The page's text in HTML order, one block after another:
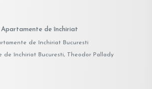
Apartamente de închiriat
de închiriat Bucuresti
de închiriat Bucuresti, Theodor Pallady